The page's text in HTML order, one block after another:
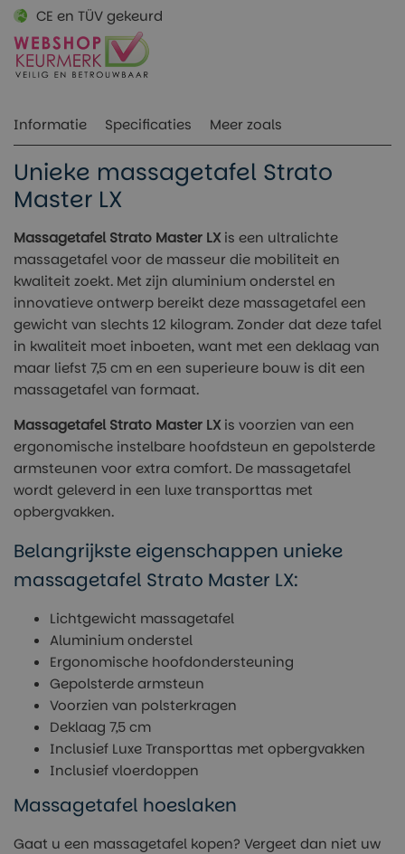
CE en TÜV gekeurd
Informatie Specificaties Meer zoals
Unieke massagetafel Strato
Master LX
Massagetafel Strato Master LXis een ultralichte
massagetafel voor de masseur die mobiliteit en
kwaliteit zoekt. Met zijn aluminium onderstel en
innovatieve ontwerp bereikt deze massagetafel een
gewicht van slechts 12 kilogram. Zonder dat deze tafel
in kwaliteit moet inboeten, want met een deklaag van
maar liefst 7,5 cm en een superieure bouw is dit een
massagetafel van formaat.
Massagetafel Strato Master LXis voorzien van een
ergonomische instelbare hoofdsteun en gepolsterde
armsteunen voor extra comfort. De massagetafel
wordt geleverd in een luxe transporttas met
opbergvakken.
Belangrijkste eigenschappen unieke
massagetafel Strato Master LX:
Lichtgewicht massagetafel
Aluminium onderstel
Ergonomische hoofdondersteuning
Gepolsterde armsteun
Voorzien van polsterkragen
Deklaag 7,5 cm
Inclusief Luxe Transporttas met opbergvakken
Inclusief vloerdoppen
Massagetafel hoeslaken
Gaat u een massagetafel kopen? Vergeet dan niet uw